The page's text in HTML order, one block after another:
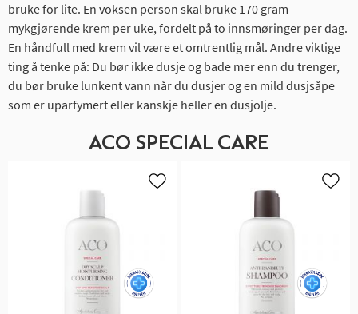
bruke for lite. En voksen person skal bruke 170 gram
mykgjørende krem per uke, fordelt på to innsmøringer per dag.
En håndfull med krem vil være et omtrentlig mål. Andre viktige
ting å tenke på: Du bør ikke dusje og bade mer enn du trenger,
du bør bruke lunkent vann når du dusjer og en mild dusjsåpe
som er uparfymert eller kanskje heller en dusjolje.
ACO SPECIAL CARE